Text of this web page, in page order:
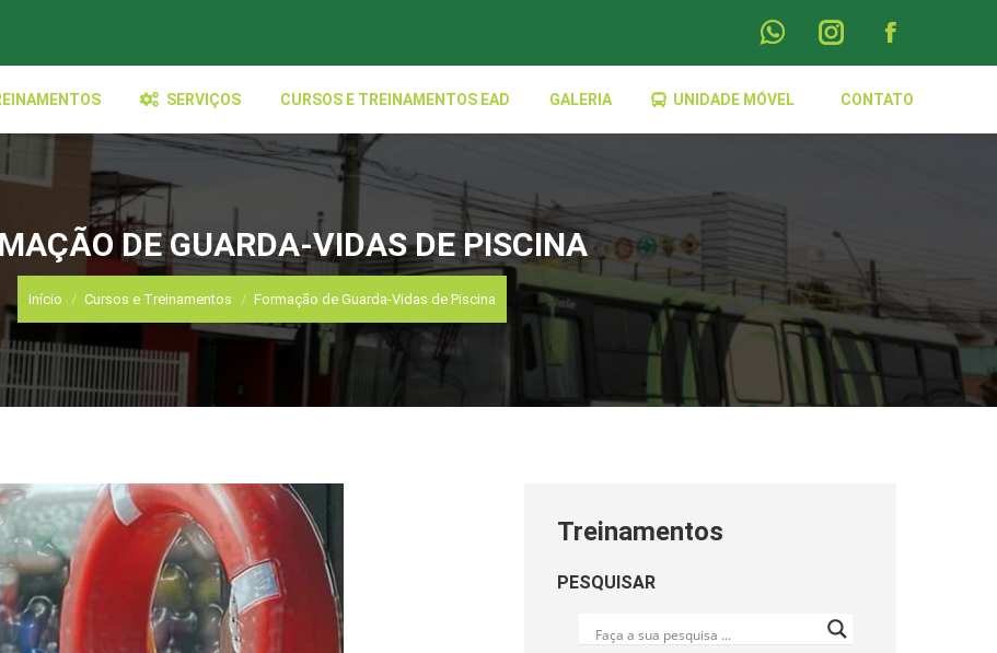
new
window window window
SERVIÇOS CURSOS E TREINAMENTOS EAD GALERIA UNIDADE MÓVEL CONTATO
DE GUARDA-VIDAS DE PISCINA
Você está aqui:
Início Cursos e Treinamentos Formação de Guarda-Vidas de Piscina
Treinamentos
PESQUISAR